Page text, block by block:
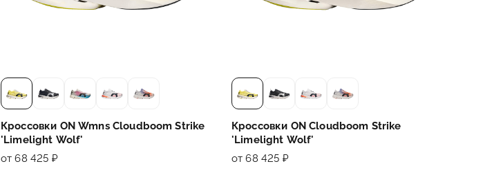
Кроссовки ON Wmns Cloudboom Strike
'Limelight Wolf'
от 68 425 ₽
Кроссовки ON Cloudboom Strike
'Limelight Wolf'
от 68 425 ₽